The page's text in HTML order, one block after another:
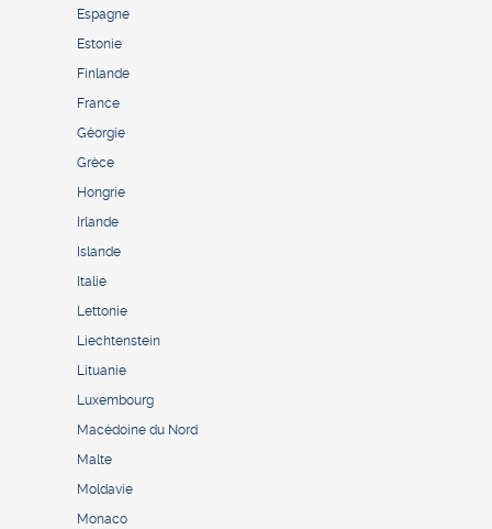
Espagne
Estonie
Finlande
France
Géorgie
Grèce
Hongrie
Irlande
Islande
Italie
Lettonie
Liechtenstein
Lituanie
Luxembourg
Macédoine du Nord
Malte
Moldavie
Monaco